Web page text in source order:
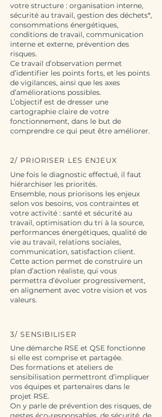
votre structure : organisation interne,
sécurité au travail, gestion des déchets*,
consommations énergétiques,
conditions de travail, communication
interne et externe, prévention des
risques.
Ce travail d’observation permet
d’identifier les points forts, et les points
de vigilances, ainsi que les axes
d’améliorations possibles.
L’objectif est de dresser une
cartographie claire de votre
fonctionnement, dans le but de
comprendre ce qui peut être améliorer.
2/ PRIORISER LES ENJEUX
Une fois le diagnostic effectué, il faut
hiérarchiser les priorités.
Ensemble, nous priorisons les enjeux
selon vos besoins, vos contraintes et
votre activité : santé et sécurité au
travail, optimisation du tri à la source,
performances énergétiques, qualité de
vie au travail, relations sociales,
communication, satisfaction client.
Cette action permet de construire un
plan d’action réaliste, qui vous
permettra d’évoluer progressivement,
en alignement avec votre vision et vos
valeurs.
3/ SENSIBILISER
Une démarche RSE et QSE fonctionne
si elle est comprise et partagée.
Des formations et ateliers de
sensibilisation permettront d’impliquer
vos équipes et partenaires dans le
projet RSE.
On y parle de prévention des risques, de